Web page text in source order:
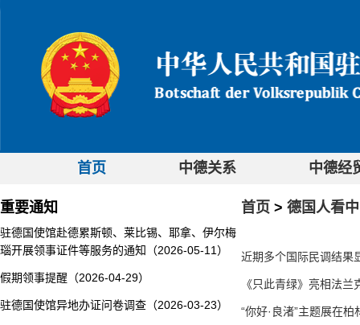
首页 中德关系 中德经
重要通知
驻德国使馆赴德累斯顿、莱比锡、耶拿、伊尔梅
瑙开展领事证件等服务的通知（2026-05-11）
假期领事提醒（2026-04-29）
驻德国使馆异地办证问卷调查（2026-03-23）
首页 > 德国人看
近期多个国际民调结
《只此青绿》亮相法
“你好·良渚”主题展在